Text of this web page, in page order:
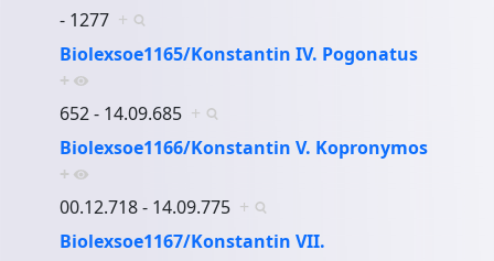
- 1277 +
Biolexsoe1165/Konstantin IV. Pogonatus
+
652 - 14.09.685 +
Biolexsoe1166/Konstantin V. Kopronymos
+
00.12.718 - 14.09.775 +
Biolexsoe1167/Konstantin VII.